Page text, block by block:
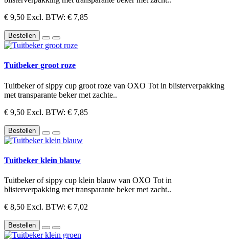
€ 9,50 Excl. BTW: € 7,85
Bestellen
Tuitbeker groot roze
Tuitbeker of sippy cup groot roze van OXO Tot in blisterverpakking
met transparante beker met zachte..
€ 9,50 Excl. BTW: € 7,85
Bestellen
Tuitbeker klein blauw
Tuitbeker of sippy cup klein blauw van OXO Tot in
blisterverpakking met transparante beker met zacht..
€ 8,50 Excl. BTW: € 7,02
Bestellen